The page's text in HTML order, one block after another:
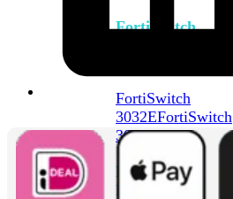
FortiSwitch
FortiSwitch
3032EFortiSwitch
3032G
FortiSwitch
Ruggedized